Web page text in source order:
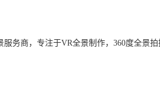
务商，专注于VR全景制作，360度全景